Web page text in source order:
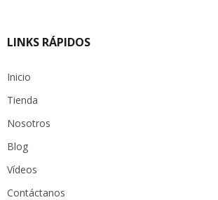
LINKS RÁPIDOS
Inicio
Tienda
Nosotros
Blog
Vídeos
Contáctanos